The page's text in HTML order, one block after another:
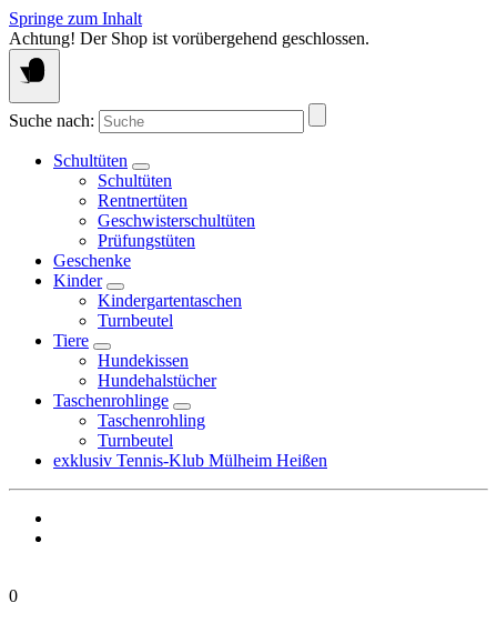
Springe zum Inhalt
Achtung! Der Shop ist vorübergehend geschlossen.
Suche nach:
Schultüten
Schultüten
Rentnertüten
Geschwisterschultüten
Prüfungstüten
Geschenke
Kinder
Kindergartentaschen
Turnbeutel
Tiere
Hundekissen
Hundehalstücher
Taschenrohlinge
Taschenrohling
Turnbeutel
exklusiv Tennis-Klub Mülheim Heißen
0